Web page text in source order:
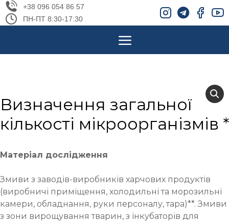
+38 096 054 86 57
ПН-ПТ 8:30-17:30
Визначення загальної
кількості мікроорганізмів *
Матеріал дослідження
Змиви з заводів-виробників харчових продуктів
(виробничі приміщення, холодильні та морозильні
камери, обладнання, руки персоналу, тара)**. Змиви
з зони вирощування тварин, з інкубаторів для